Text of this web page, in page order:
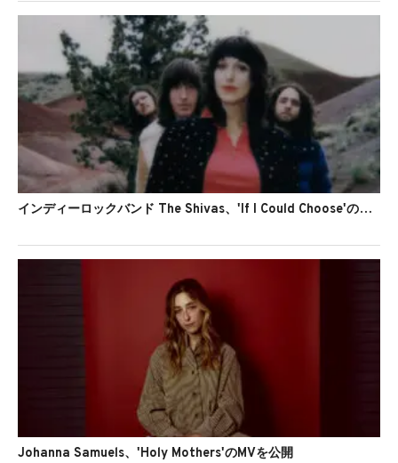
インディーロックバンド The Shivas、'If I Could Choose'のMVを公開
Johanna Samuels、'Holy Mothers'のMVを公開